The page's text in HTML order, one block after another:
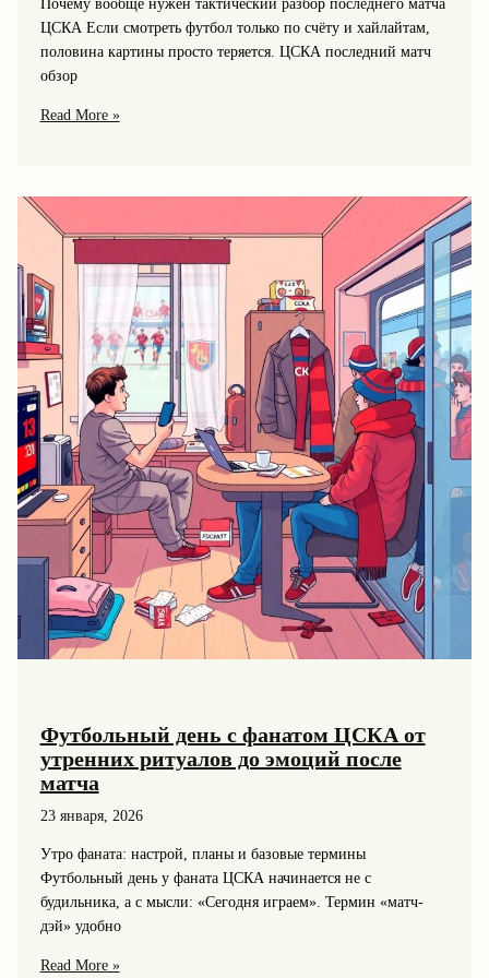
Почему вообще нужен тактический разбор последнего матча
ЦСКА Если смотреть футбол только по счёту и хайлайтам,
половина картины просто теряется. ЦСКА последний матч
обзор
Тактический
ЦСКА
ключевые
решения
тренера
Read More »
Футбольный день с фанатом ЦСКА от
утренних ритуалов до эмоций после
матча
23 января, 2026
Утро фаната: настрой, планы и базовые термины
Футбольный день у фаната ЦСКА начинается не с
будильника, а с мысли: «Сегодня играем». Термин «матч-
дэй» удобно
Футбольный
Read More »